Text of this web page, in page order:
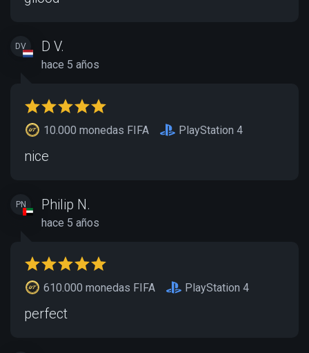
DV D V.
hace 5 años
10.000 monedas FIFA PlayStation 4
nice
PN Philip N.
hace 5 años
610.000 monedas FIFA PlayStation 4
perfect